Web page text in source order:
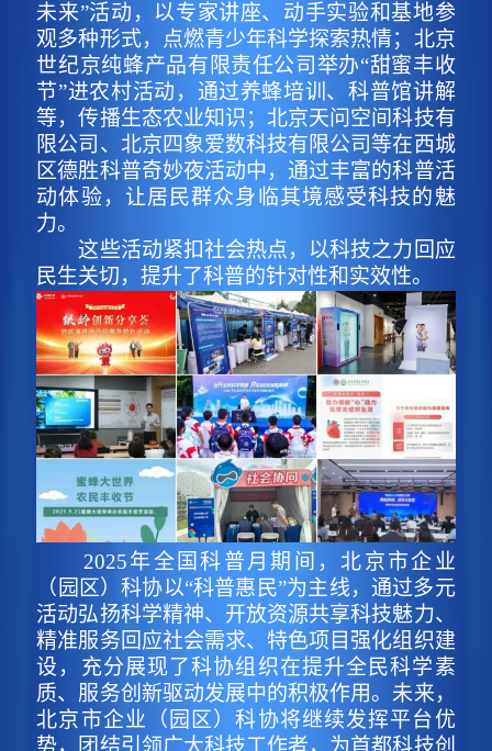
未来”活动，以专家讲座、动手实验和基地参
观多种形式，点燃青少年科学探索热情；北京
世纪京纯蜂产品有限责任公司举办“甜蜜丰收
节”进农村活动，通过养蜂培训、科普馆讲解
等，传播生态农业知识；北京天问空间科技有
限公司、北京四象爱数科技有限公司等在西城
区德胜科普奇妙夜活动中，通过丰富的科普活
动体验，让居民群众身临其境感受科技的魅
力。
这些活动紧扣社会热点，以科技之力回应
民生关切，提升了科普的针对性和实效性。
2025年全国科普月期间，北京市企业
（园区）科协以“科普惠民”为主线，通过多元
活动弘扬科学精神、开放资源共享科技魅力、
精准服务回应社会需求、特色项目强化组织建
设，充分展现了科协组织在提升全民科学素
质、服务创新驱动发展中的积极作用。未来，
北京市企业（园区）科协将继续发挥平台优
势，团结引领广大科技工作者，为首都科技创